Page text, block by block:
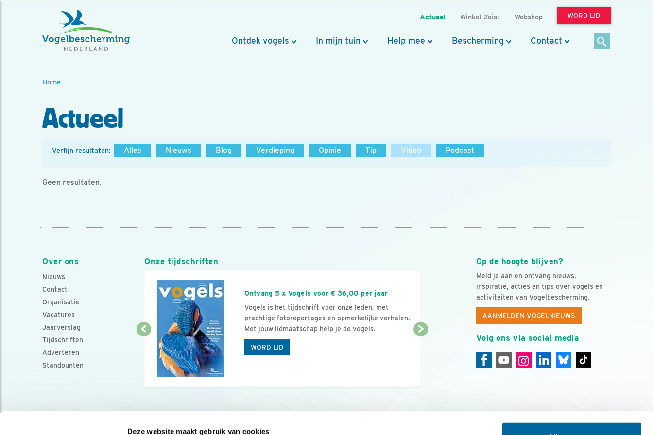
Deze website maakt gebruik van cookies
Actueel Winkel Zeist Webshop WORD LID
Ontdek vogels In mijn tuin Help mee Bescherming Contact
Home
Actueel
Verfijn resultaten: Alles Nieuws Blog Verdieping Opinie Tip Video Podcast
Geen resultaten.
Over ons
Nieuws
Contact
Organisatie
Vacatures
Jaarverslag
Tijdschriften
Adverteren
Standpunten
Op de hoogte blijven?
Meld je aan en ontvang nieuws,
inspiratie, acties en tips over vogels en
activiteiten van Vogelbescherming.
AANMELDEN VOGELNIEUWS
Volg ons via social media
Onze tijdschriften
Ontvang 5 x Vogels voor € 36,00 per jaar
Vogels is het tijdschrift voor onze leden, met
prachtige fotoreportages en opmerkelijke verhalen.
Met jouw lidmaatschap help je de vogels.
WORD LID